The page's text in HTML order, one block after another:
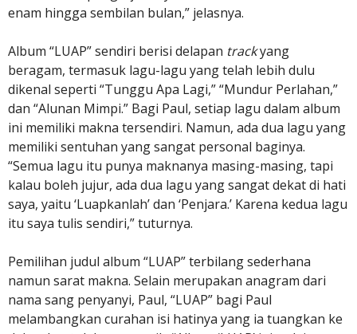
enam hingga sembilan bulan,” jelasnya.
Album “LUAP” sendiri berisi delapan trackyang
beragam, termasuk lagu-lagu yang telah lebih dulu
dikenal seperti “Tunggu Apa Lagi,” “Mundur Perlahan,”
dan “Alunan Mimpi.” Bagi Paul, setiap lagu dalam album
ini memiliki makna tersendiri. Namun, ada dua lagu yang
memiliki sentuhan yang sangat personal baginya.
“Semua lagu itu punya maknanya masing-masing, tapi
kalau boleh jujur, ada dua lagu yang sangat dekat di hati
saya, yaitu ‘Luapkanlah’ dan ‘Penjara.’ Karena kedua lagu
itu saya tulis sendiri,” tuturnya.
Pemilihan judul album “LUAP” terbilang sederhana
namun sarat makna. Selain merupakan anagram dari
nama sang penyanyi, Paul, “LUAP” bagi Paul
melambangkan curahan isi hatinya yang ia tuangkan ke